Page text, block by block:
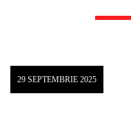
29 SEPTEMBRIE 2025